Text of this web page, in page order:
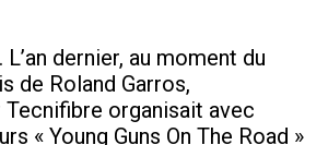
dernier, au moment du
de Roland Garros,
Tecnifibre organisait avec
« Young Guns On The Road »